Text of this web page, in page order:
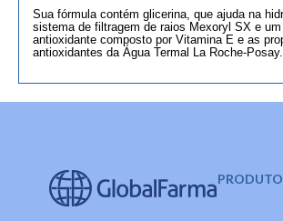
Sua fórmula contém glicerina, que ajuda na
sistema de filtragem de raios Mexoryl SX e
antioxidante composto por Vitamina E e as
antioxidantes da Água Termal La Roche-Posay.